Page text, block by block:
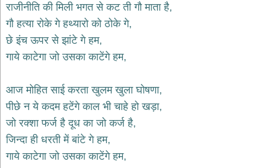
कृष्ण
भजन
krishna
bhajans
शिव
bhajans
हनुमान
भजन
hanuman
bhajans
साईं
राजीनीति की मिली भगत से कट ती गौ माता है,
गौ हत्या रोके गे हथ्यारो को ठोके गे,
छे इंच ऊपर से झांटे गे हम,
गाये काटेगा जो उसका काटेंगे हम,
आज मोहित साई करता खुलम खुला घोषणा,
पीछे न ये कदम हटेंगे काल भी चाहे हो खड़ा,
जो रक्शा फर्ज है दूध का जो कर्ज है,
जिन्दा ही धरती में बांटे गे हम,
गाये काटेगा जो उसका काटेंगे हम,